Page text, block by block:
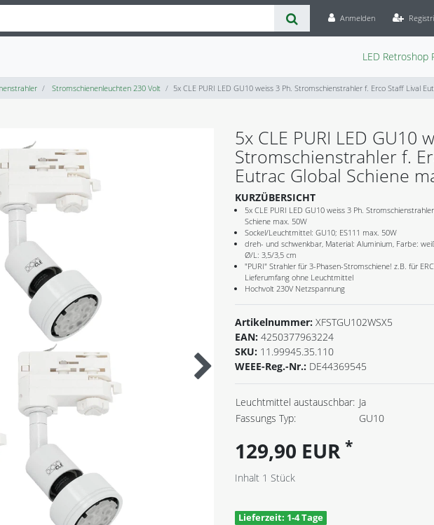
Anmelden
LED Retroshop
Stromschienenleuchten 230 Volt 5x CLE PURI LED GU10 weiss 3 Ph. Stromschienstrahler f. Erco Staff Lival
5x CLE PURI LED GU10
Stromschienstrahler f.
Eutrac Global Schiene
KURZÜBERSICHT
5x CLE PURI LED GU10 weiss 3 Ph.
Schiene max. 50W
Sockel/Leuchtmittel: GU10; ES111 max. 50W
dreh- und schwenkbar, Material: Aluminium, Farbe:
Ø/L: 3,5/3,5 cm
"PURI" Strahler für 3-Phasen-Stromschiene! z.B. für
Lieferumfang ohne Leuchtmittel
Hochvolt 230V Netzspannung
Artikelnummer: XFSTGU102WSX5
EAN: 4250377963224
SKU: 11.99945.35.110
WEEE-Reg.-Nr.: DE44369545
Leuchtmittel austauschbar: Ja
Fassungs Typ:
GU10
129,90 EUR *
Inhalt 1 Stück
Lieferzeit: 1-4 Tage